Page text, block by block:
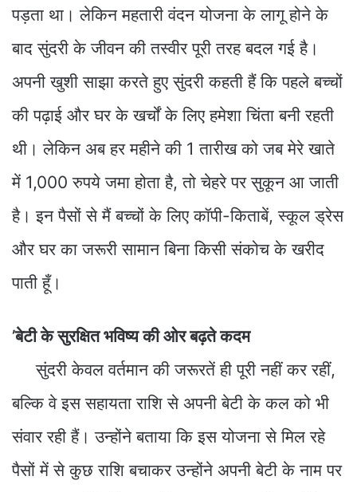
पड़ता था। लेकिन महतारी वंदन योजना के लागू होने के
बाद सुंदरी के जीवन की तस्वीर पूरी तरह बदल गई है।
अपनी खुशी साझा करते हुए सुंदरी कहती हैं कि पहले बच्चों
की पढ़ाई और घर के खर्चों के लिए हमेशा चिंता बनी रहती
थी। लेकिन अब हर महीने की 1 तारीख को जब मेरे खाते
में 1,000 रुपये जमा होता है, तो चेहरे पर सुकून आ जाती
है। इन पैसों से मैं बच्चों के लिए कॉपी-किताबें, स्कूल ड्रेस
और घर का जरूरी सामान बिना किसी संकोच के खरीद
पाती हूँ।
’बेटी के सुरक्षित भविष्य की ओर बढ़ते कदम
सुंदरी केवल वर्तमान की जरूरतें ही पूरी नहीं कर रहीं,
बल्कि वे इस सहायता राशि से अपनी बेटी के कल को भी
संवार रही हैं। उन्होंने बताया कि इस योजना से मिल रहे
पैसों में से कुछ राशि बचाकर उन्होंने अपनी बेटी के नाम पर